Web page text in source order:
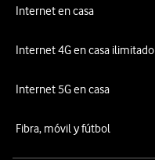
Internet en casa
Internet 4G en casa ilimitado
Internet 5G en casa
Fibra, móvil y fútbol